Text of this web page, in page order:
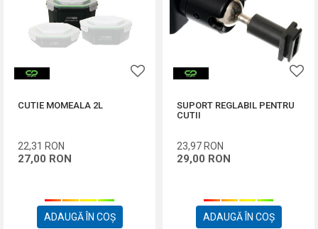
CUTIE MOMEALA 2L
22,31 RON
27,00 RON
ADAUGĂ ÎN COȘ
SUPORT REGLABIL PENTRU
CUTII
23,97 RON
29,00 RON
ADAUGĂ ÎN COȘ